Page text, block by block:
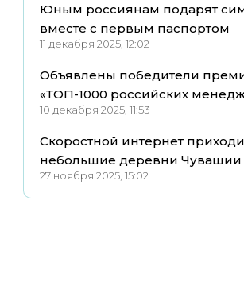
Юным россиянам подарят
вместе с первым паспортом
11 декабря 2025, 12:02
Объявлены победители
«ТОП-1000 российских
10 декабря 2025, 11:53
Скоростной интернет
небольшие деревни Чувашии
27 ноября 2025, 15:02